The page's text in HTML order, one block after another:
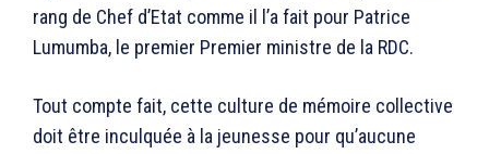
rang de Chef d’Etat comme il l’a fait pour Patrice
Lumumba, le premier Premier ministre de la RDC.
Tout compte fait, cette culture de mémoire collective
doit être inculquée à la jeunesse pour qu’aucune